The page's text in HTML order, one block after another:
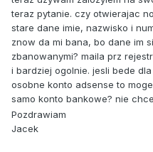
teraz pytanie. czy otwierajac
stare dane imie, nazwisko i
znow da mi bana, bo dane im
zbanowanymi? maila prz
i bardziej ogolnie. jesli bede
osobne konto adsense to
samo konto bankowe? nie
Pozdrawiam
Jacek